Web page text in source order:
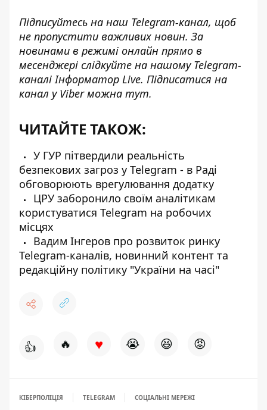
Підписуйтесь на наш Telegram-канал, щоб
не пропустити важливих новин. За
новинами в режимі онлайн прямо в
месенджері слідкуйте на нашому Telegram-
каналіІнформатор Live. Підписатися на
канал у Viber можна тут.
ЧИТАЙТЕ ТАКОЖ:
У ГУР пітвердили реальність
безпекових загроз у Telegram - в Раді
обговорюють врегулювання додатку
ЦРУ заборонило своїм аналітикам
користуватися Telegram на робочих
місцях
Вадим Інгеров про розвиток ринку
Telegram-каналів, новинний контент та
редакційну політику "України на часі"
👍 🔥 ♥ 😭 😆 😡
КІБЕРПОЛІЦІЯ TELEGRAM СОЦІАЛЬНІ МЕРЕЖІ